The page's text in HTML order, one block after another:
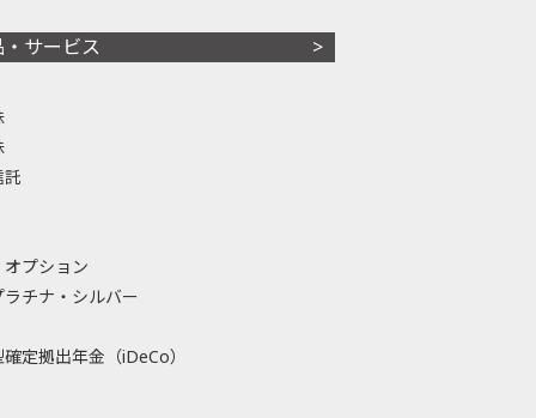
・サービス
託
プション
ラチナ・シルバー
定拠出年金（iDeCo）